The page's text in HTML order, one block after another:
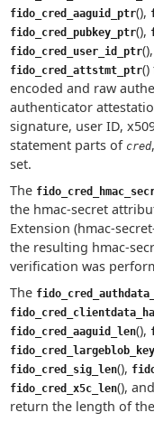
fido_cred_aaguid_ptr(),
fido_cred_pubkey_ptr(),
fido_cred_user_id_ptr(),
fido_cred_attstmt_ptr
encoded and raw
authenticator
signature, user ID,
statement parts of cred
set.
The
the hmac-secret
Extension (hmac-
the resulting hmac-
verification was
The
fido_cred_aaguid_len(),
fido_cred_sig_len(),
fido_cred_x5c_len(), and
return the length of